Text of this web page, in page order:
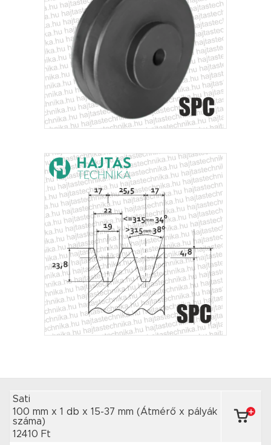
Sati
100 mm x 1 db x 15-37 mm (Átmérő x pályák
száma)
12410 Ft